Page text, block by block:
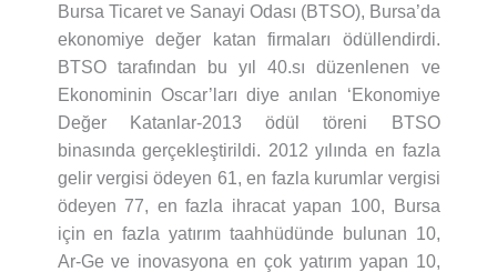
Bursa Ticaret ve Sanayi Odası (BTSO), Bursa’da
ekonomiye değer katan firmaları ödüllendirdi.
BTSO tarafından bu yıl 40.sı düzenlenen ve
Ekonominin Oscar’ları diye anılan ‘Ekonomiye
Değer Katanlar-2013 ödül töreni BTSO
binasında gerçekleştirildi. 2012 yılında en fazla
gelir vergisi ödeyen 61, en fazla kurumlar vergisi
ödeyen 77, en fazla ihracat yapan 100, Bursa
için en fazla yatırım taahhüdünde bulunan 10,
Ar-Ge ve inovasyona en çok yatırım yapan 10,